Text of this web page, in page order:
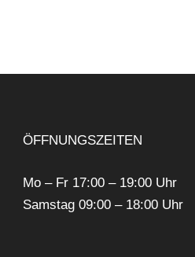
ÖFFNUNGSZEITEN
Mo – Fr 17:00 – 19:00 Uhr
Samstag 09:00 – 18:00 Uhr